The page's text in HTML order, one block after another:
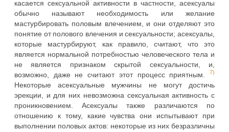
касается сексуальной активности в частности, асексуалы
обычно называют необходимость или желание
мастурбировать половым влечением, и они отделяют это
понятие от полового влечения и сексуальности; асексуалы,
которые мастурбируют, как правило, считают, что это
является нормальной потребностью человеческого тела и
не является признаком скрытой сексуальности, и,
возможно, даже не считают этот процесс приятным.
7)
Некоторые асексуальные мужчины не могут достичь
эрекции, и для них невозможна сексуальная активность с
проникновением. Асексуалы также различаются по
отношению к тому, какие чувства они испытывают при
выполнении половых актов: некоторые из них безразличны